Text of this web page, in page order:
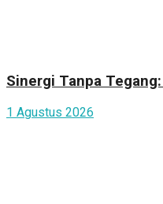
Sinergi Tanpa
1 Agustus 2026